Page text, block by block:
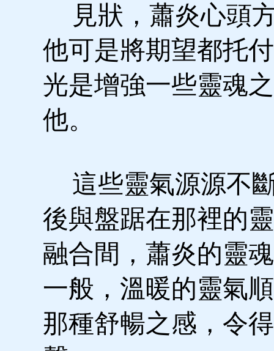
見狀，蕭炎心頭
他可是將期望都托
光是增強一些靈魂
他。
這些靈氣源源不
後與盤踞在那裡的
融合間，蕭炎的靈
一般，溫暖的靈氣
那種舒暢之感，令